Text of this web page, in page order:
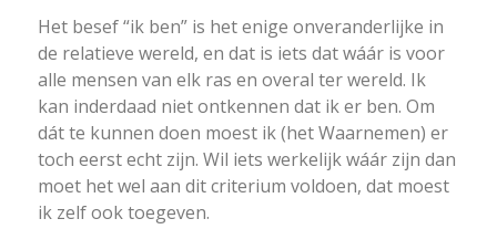
Het besef “ik ben” is het enige onveranderlijke in
de relatieve wereld, en dat is iets dat wáár is voor
alle mensen van elk ras en overal ter wereld. Ik
kan inderdaad niet ontkennen dat ik er ben. Om
dát te kunnen doen moest ik (het Waarnemen) er
toch eerst echt zijn. Wil iets werkelijk wáár zijn dan
moet het wel aan dit criterium voldoen, dat moest
ik zelf ook toegeven.